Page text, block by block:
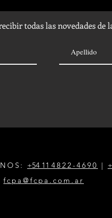
todas las novedades de
+54 11 4822-4690 |
fcpa@fcpa.com.ar